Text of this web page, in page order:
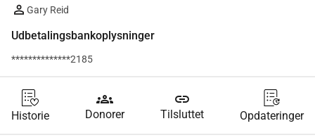
Gary Reid
Udbetalingsbankoplysninger
**************2185
Historie
groups
Donorer
link
Tilsluttet Opdateringer